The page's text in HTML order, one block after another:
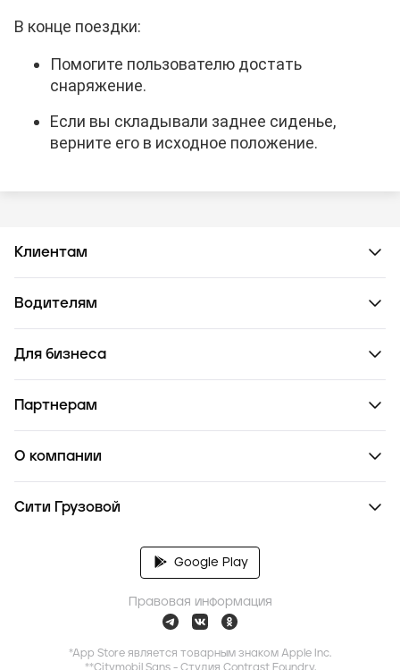
В конце поездки:
Помогите пользователю достать
снаряжение.
Если вы складывали заднее сиденье,
верните его в исходное положение.
Клиентам
Водителям
Для бизнеса
Партнерам
О компании
Сити Грузовой
Google Play
Правовая информация
*App Store является товарным знаком Apple Inc.